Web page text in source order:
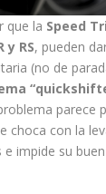
que la Speed
RS, pueden
(no de
parece
choca con la
impide su buen